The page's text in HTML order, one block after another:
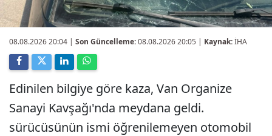
08.08.2026 20:04 | Son Güncelleme:08.08.2026 20:05 | Kaynak:İHA
Edinilen bilgiye göre kaza, Van Organize
Sanayi Kavşağı'nda meydana geldi.
sürücüsünün ismi öğrenilemeyen otomobil